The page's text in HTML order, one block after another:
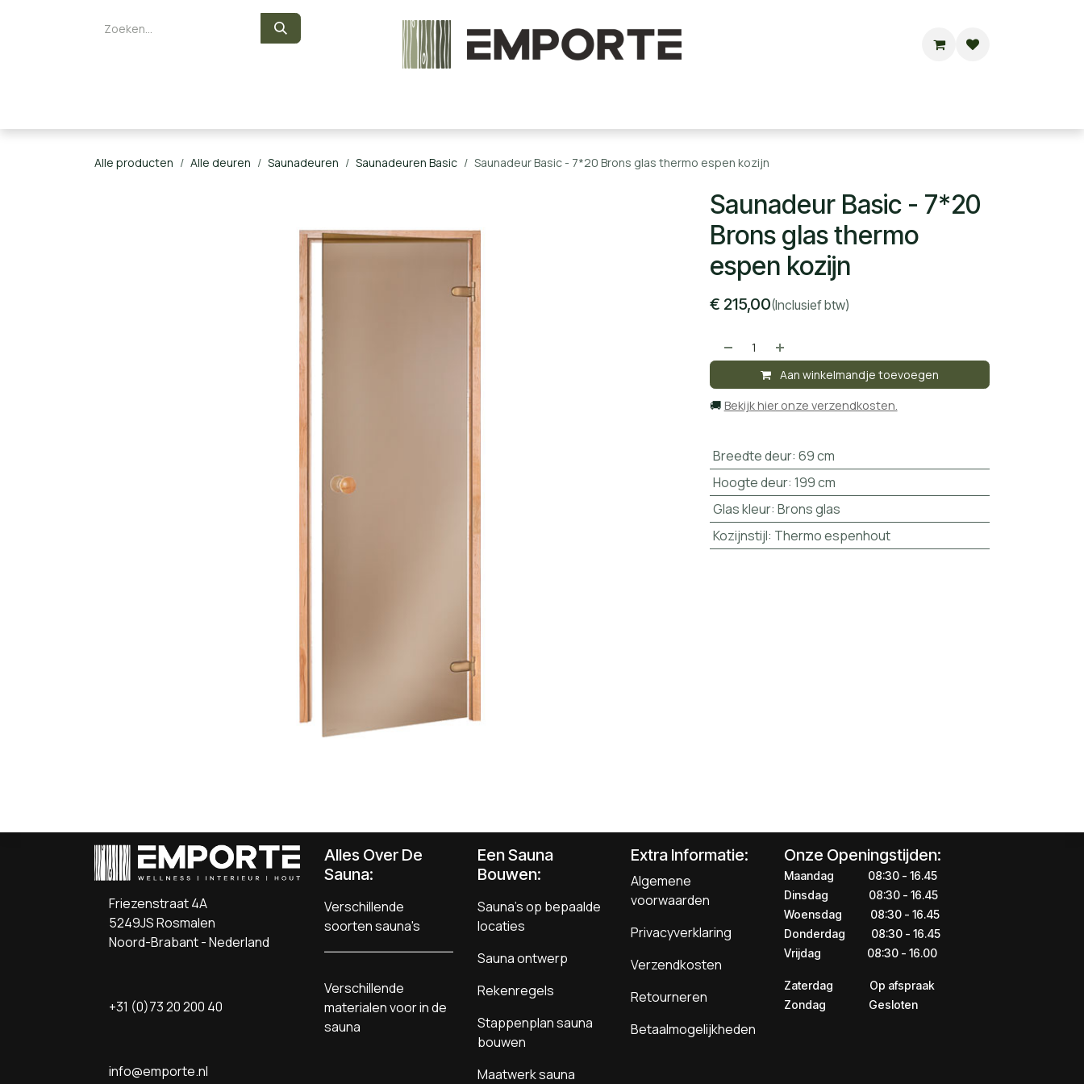
Alle producten Alle deuren Saunadeuren Saunadeuren Basic Saunadeur Basic - 7*20 Brons glas thermo espen kozijn
Saunadeur Basic - 7*20
Brons glas thermo
espen kozijn
€ 215,00(Inclusief btw)
Aan winkelmandje toevoegen
🚚 Bekijk hier onze verzendkosten.
Breedte deur:69 cm
Hoogte deur:199 cm
Glas kleur:Brons glas
Kozijnstijl: Thermo espenhout
Friezenstraat 4A
5249JS Rosmalen
Noord-Brabant - Nederland
+31 (0)73 20 200 40
info@emporte.nl
Alles Over De
Sauna:
Verschillende
soorten sauna's
Verschillende
materialen voor in de
sauna
Een Sauna
Bouwen:
Sauna's op bepaalde
locaties
Sauna ontwerp
Rekenregels
Stappenplan sauna
bouwen
Maatwerk sauna
Extra Informatie:
Algemene
voorwaarden
Privacyverklaring
Verzendkosten
Retourneren
Betaalmogelijkheden
Onze Openingstijden:
Maandag
​​​08:30 - 16.45​
Dinsdag
​​​​08:30 - 16.45
Woensdag
​08:30 - 16.45
Donderdag
​​​​​08:30 - 16.45
Vrijdag
​​​​​08:30 - 16.00
Zaterdag
​​Op afspraak
Zondag
​​Gesloten